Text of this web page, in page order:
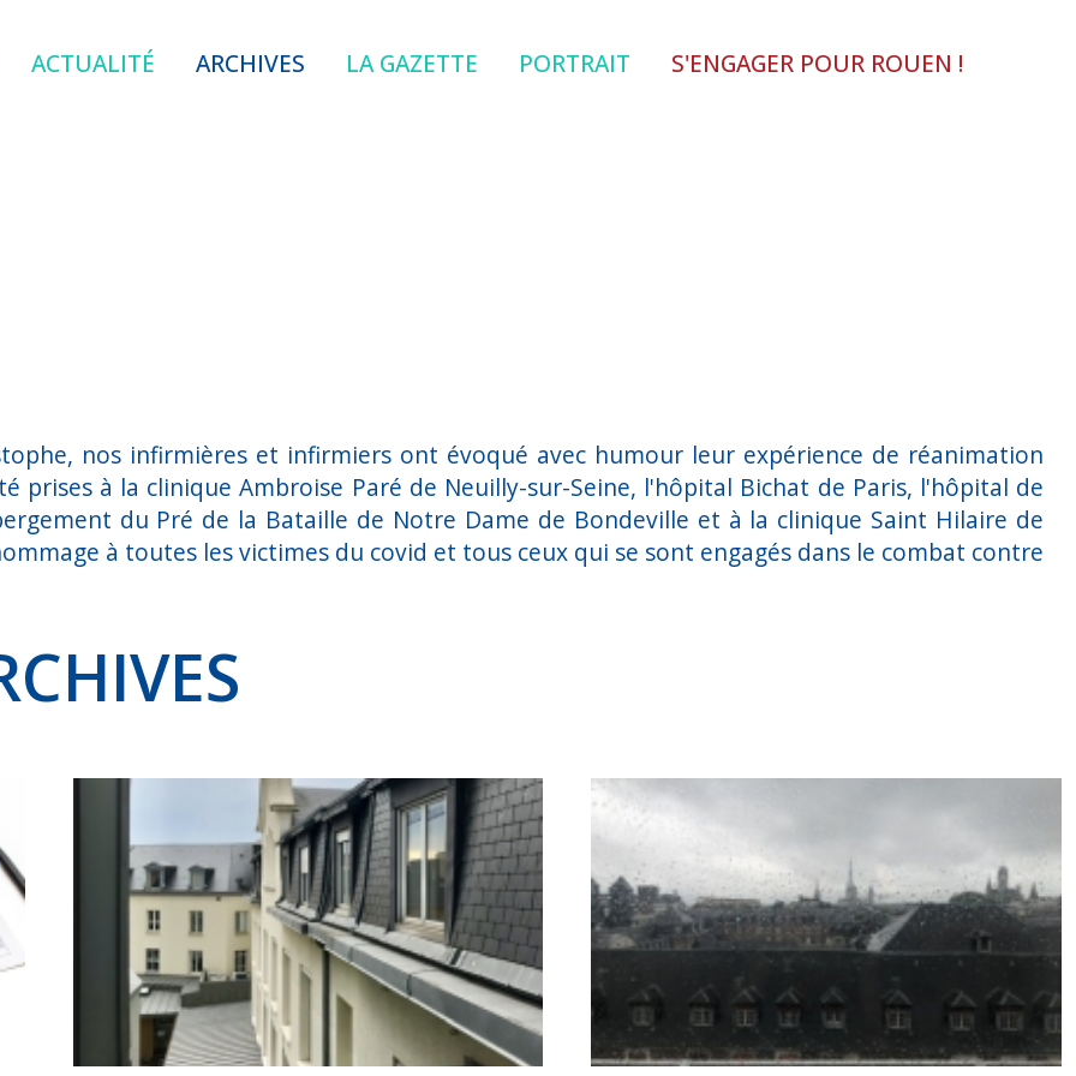
ACTUALITÉ ARCHIVES LA GAZETTE PORTRAIT S'ENGAGER POUR ROUEN !
nos infirmières et infirmiers ont évoqué avec humour leur expérience de réanimation
prises à la clinique Ambroise Paré de Neuilly-sur-Seine, l'hôpital Bichat de Paris, l'hôpital de
du Pré de la Bataille de Notre Dame de Bondeville et à la clinique Saint Hilaire de
à toutes les victimes du covid et tous ceux qui se sont engagés dans le combat contre